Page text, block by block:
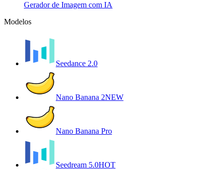
Gerador de Imagem com IA
Modelos
Seedance 2.0
Nano Banana 2NEW
Nano Banana Pro
Seedream 5.0HOT